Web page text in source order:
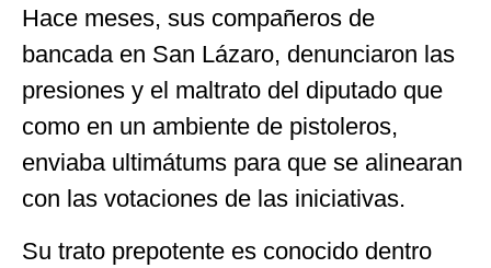
Hace meses, sus compañeros de
bancada en San Lázaro, denunciaron las
presiones y el maltrato del diputado que
como en un ambiente de pistoleros,
enviaba ultimátums para que se alinearan
con las votaciones de las iniciativas.
Su trato prepotente es conocido dentro